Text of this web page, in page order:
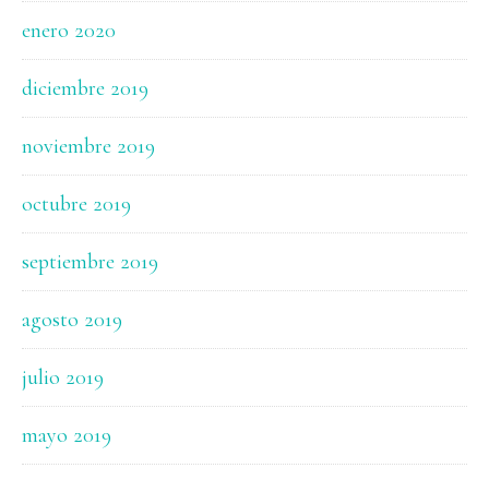
enero 2020
diciembre 2019
noviembre 2019
octubre 2019
septiembre 2019
agosto 2019
julio 2019
mayo 2019